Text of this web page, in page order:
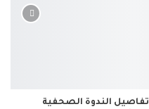
تفاصيل الندوة الصحفية